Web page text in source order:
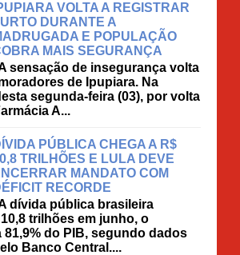
VOLTA A REGISTRAR
DURANTE A
E POPULAÇÃO
MAIS SEGURANÇA
sensação de insegurança volta
de Ipupiara. Na
segunda-feira (03), por volta
A...
PÚBLICA CHEGA A R$
TRILHÕES E LULA DEVE
MANDATO COM
RECORDE
dívida pública brasileira
trilhões em junho, o
81,9% do PIB, segundo dados
Banco Central....